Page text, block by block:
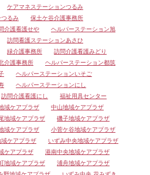
ケアマネステーションつるみ
つるみ
保土ケ谷介護事務所
介護看護せや
ヘルパーステーション旭
訪問看護ステーションあさひ
緑介護事務所
訪問介護看護みどり
介護事務所
ヘルパーステーション都筑
ヘルパーステーションいそご
ヘルパーステーションにし
訪問介護看護にし
福祉用具センター
域ケアプラザ
中山地域ケアプラザ
地域ケアプラザ
磯子地域ケアプラザ
域ケアプラザ
小菅ケ谷地域ケアプラザ
ケアプラザ
いずみ中央地域ケアプラザ
ケアプラザ
港南中央地域ケアプラザ
地域ケアプラザ
浦舟地域ケアプラザ